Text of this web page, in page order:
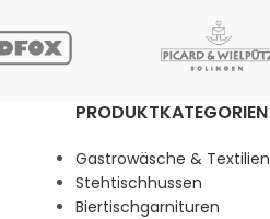
PRODUKTKATEGORIEN
Gastrowäsche & Textilien
Stehtischhussen
Biertischgarnituren